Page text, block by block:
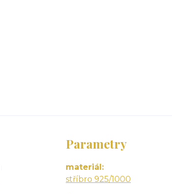
Parametry
materiál
stříbro 925/1000